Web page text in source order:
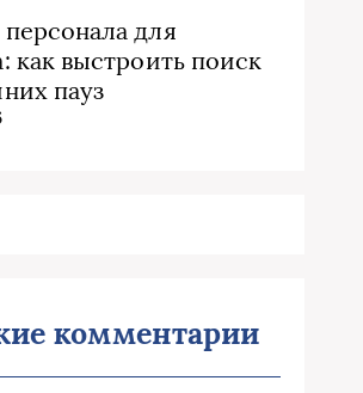
для
как выстроить поиск
пауз
комментарии